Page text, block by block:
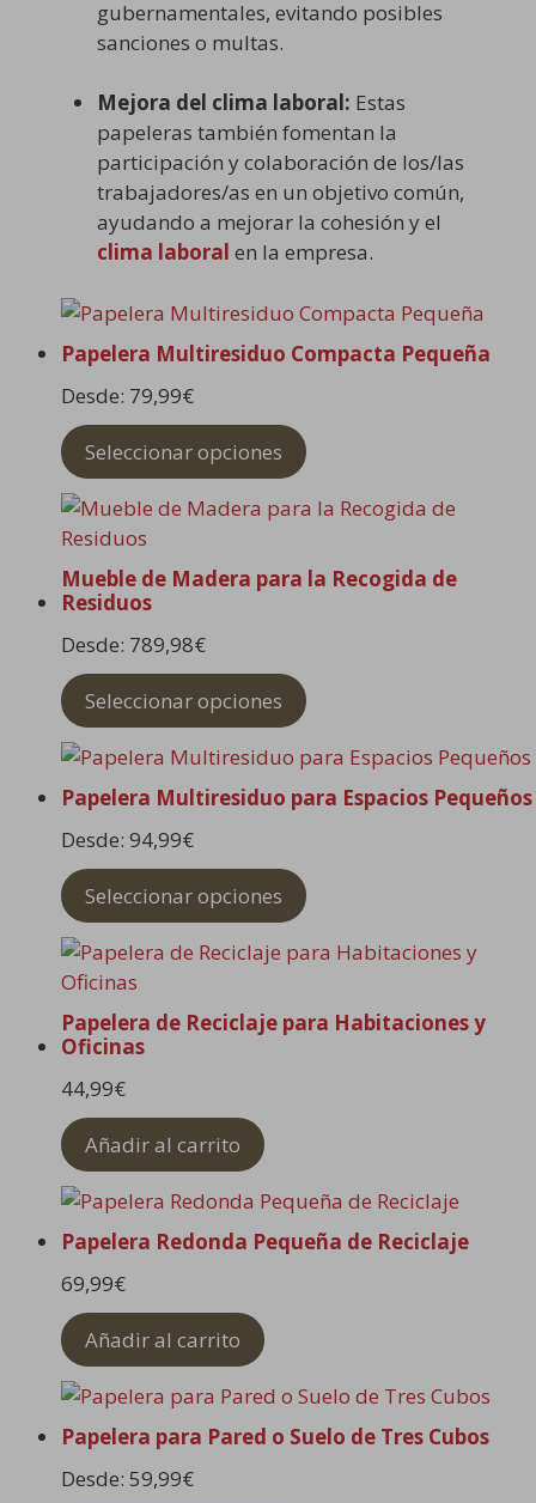
gubernamentales, evitando posibles
sanciones o multas.
Mejora del clima laboral: Estas
papeleras también fomentan la
participación y colaboración de los/las
trabajadores/as en un objetivo común,
ayudando a mejorar la cohesión y el
clima laboral en la empresa.
Papelera Multiresiduo Compacta Pequeña
Desde: 79,99€
Seleccionar opciones
Mueble de Madera para la Recogida de
Residuos
Desde: 789,98€
Seleccionar opciones
Papelera Multiresiduo para Espacios Pequeños
Desde: 94,99€
Seleccionar opciones
Papelera de Reciclaje para Habitaciones y
Oficinas
44,99€
Añadir al carrito
Papelera Redonda Pequeña de Reciclaje
69,99€
Añadir al carrito
Papelera para Pared o Suelo de Tres Cubos
Desde: 59,99€